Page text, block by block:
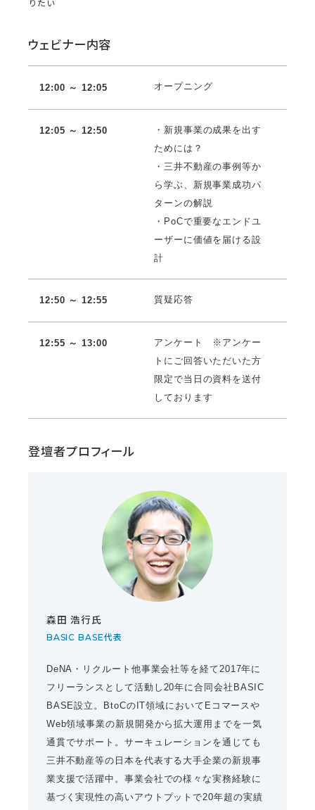
りたい
ウェビナー内容
12:00 ～ 12:05 オープニング
12:05 ～ 12:50
・新規事業の成果を出す
ためには？
・三井不動産の事例等か
ら学ぶ、新規事業成功パ
ターンの解説
・PoCで重要なエンドユ
ーザーに価値を届ける設
計
12:50 ～ 12:55 質疑応答
12:55 ～ 13:00
アンケート ※アンケー
トにご回答いただいた方
限定で当日の資料を送付
しております
登壇者プロフィール
森田 浩行氏
BASIC BASE代表
DeNA・リクルート他事業会社等を経て2017年に
フリーランスとして活動し20年に合同会社BASIC
BASE設立。BtoCのIT領域においてEコマースや
Web領域事業の新規開発から拡大運用までを一気
通貫でサポート。サーキュレーションを通じても
三井不動産等の日本を代表する大手企業の新規事
業支援で活躍中。事業会社での様々な実務経験に
基づく実現性の高いアウトプットで20年超の実績